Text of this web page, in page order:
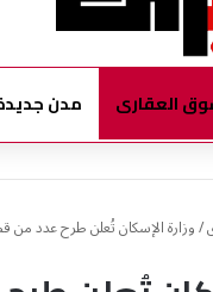
العقارى مدن
/وزارة الإسكان تُعلن طرح عدد من قطع